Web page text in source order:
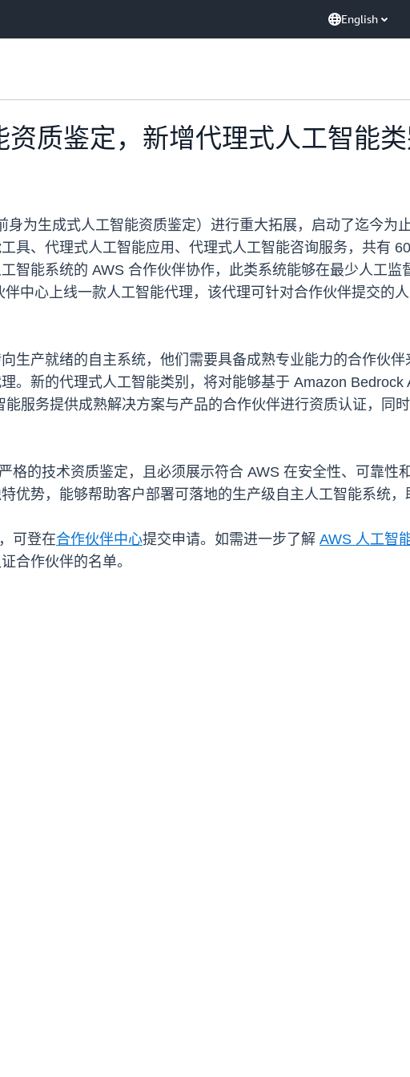
English
质鉴定，新增代理式人工智能类
身为生成式人工智能资质鉴定）进行重大拓展，启动了迄今为
具、代理式人工智能应用、代理式人工智能咨询服务，共有
智能系统的 AWS 合作伙伴协作，此类系统能够在最少人工
中心上线一款人工智能代理，该代理可针对合作伙伴提交的
生产就绪的自主系统，他们需要具备成熟专业能力的合作伙
。新的代理式人工智能类别，将对能够基于 Amazon
能服务提供成熟解决方案与产品的合作伙伴进行资质认证，同
格的技术资质鉴定，且必须展示符合 AWS 在安全性、可靠性
优势，能够帮助客户部署可落地的生产级自主人工智能系统，
可登在合作伙伴中心提交申请。如需进一步了解 AWS 人工智
合作伙伴的名单。